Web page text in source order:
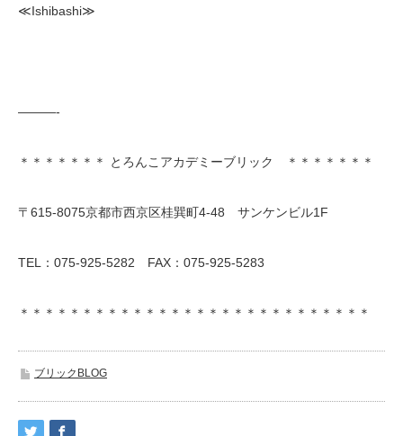
≪Ishibashi≫
———-
＊＊＊＊＊＊＊ とろんこアカデミーブリック ＊＊＊＊＊＊＊
〒615-8075京都市西京区桂巽町4-48 サンケンビル1F
TEL：075-925-5282 FAX：075-925-5283
＊＊＊＊＊＊＊＊＊＊＊＊＊＊＊＊＊＊＊＊＊＊＊＊＊＊＊＊
ブリックBLOG